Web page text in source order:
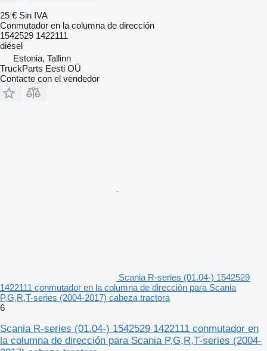
25 € Sin IVA
Conmutador en la columna de dirección
1542529 1422111
diésel
Estonia, Tallinn
TruckParts Eesti OÜ
Contacte con el vendedor
Scania R-series (01.04-) 1542529
1422111 conmutador en la columna de dirección para Scania
P,G,R,T-series (2004-2017) cabeza tractora
6
Scania R-series (01.04-) 1542529 1422111 conmutador en
la columna de dirección para Scania P,G,R,T-series (2004-